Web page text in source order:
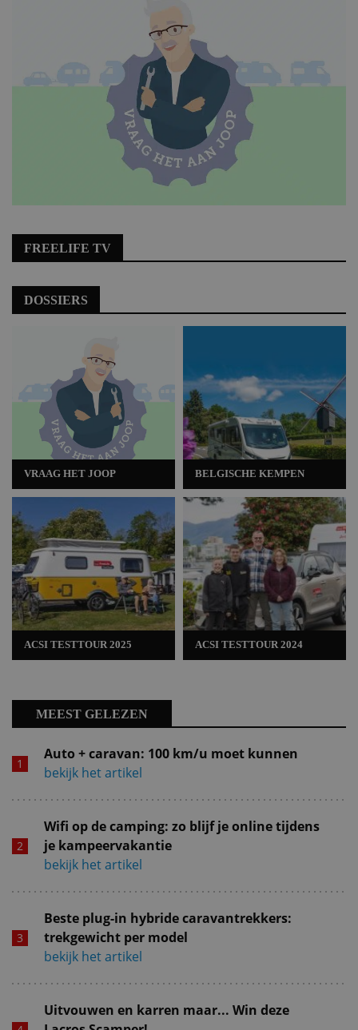
FREELIFE TV
DOSSIERS
VRAAG HET JOOP
ACSI TESTTOUR 2025
BELGISCHE KEMPEN
ACSI TESTTOUR 2024
MEEST GELEZEN
Auto + caravan: 100 km/u moet kunnen
bekijk het artikel
Wifi op de camping: zo blijf je online tijdens
je kampeervakantie
bekijk het artikel
Beste plug-in hybride caravantrekkers:
trekgewicht per model
bekijk het artikel
Uitvouwen en karren maar... Win deze